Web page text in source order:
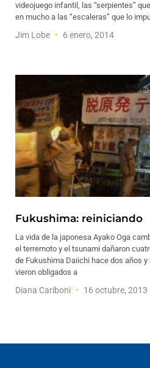
videojuego infantil, las “serpientes”
en mucho a las “escaleras” que lo
Jim Lobe 6 enero, 2014
Fukushima: reiniciando
La vida de la japonesa Ayako Oga
el terremoto y el tsunami dañaron
de Fukushima Daiichi hace dos años
vieron obligados a
Diana Cariboni 16 octubre, 2013